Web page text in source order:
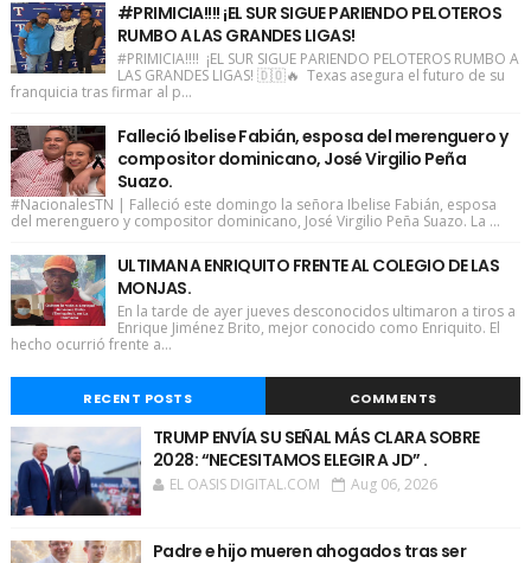
#PRIMICIA!!!! ¡EL SUR SIGUE PARIENDO PELOTEROS
RUMBO A LAS GRANDES LIGAS!
#PRIMICIA!!!! ¡EL SUR SIGUE PARIENDO PELOTEROS RUMBO A
LAS GRANDES LIGAS! 🇩🇴🔥 Texas asegura el futuro de su
franquicia tras firmar al p...
Falleció Ibelise Fabián, esposa del merenguero y
compositor dominicano, José Virgilio Peña
Suazo.
#NacionalesTN | Falleció este domingo la señora Ibelise Fabián, esposa
del merenguero y compositor dominicano, José Virgilio Peña Suazo. La ...
ULTIMAN A ENRIQUITO FRENTE AL COLEGIO DE LAS
MONJAS.
En la tarde de ayer jueves desconocidos ultimaron a tiros a
Enrique Jiménez Brito, mejor conocido como Enriquito. El
hecho ocurrió frente a...
RECENT POSTS COMMENTS
TRUMP ENVÍA SU SEÑAL MÁS CLARA SOBRE
2028: “NECESITAMOS ELEGIR A JD” .
EL OASIS DIGITAL.COM Aug 06, 2026
Padre e hijo mueren ahogados tras ser